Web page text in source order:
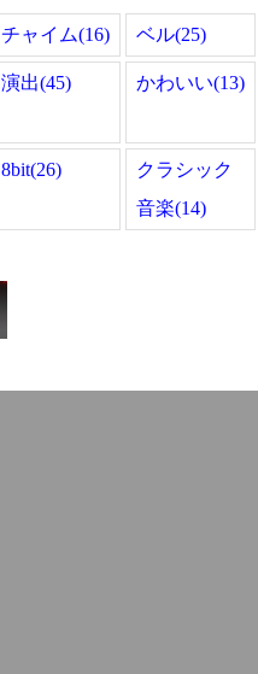
チャイム(16) ベル(25)
演出(45) かわいい(13)
8bit(26)
クラシック
音楽(14)